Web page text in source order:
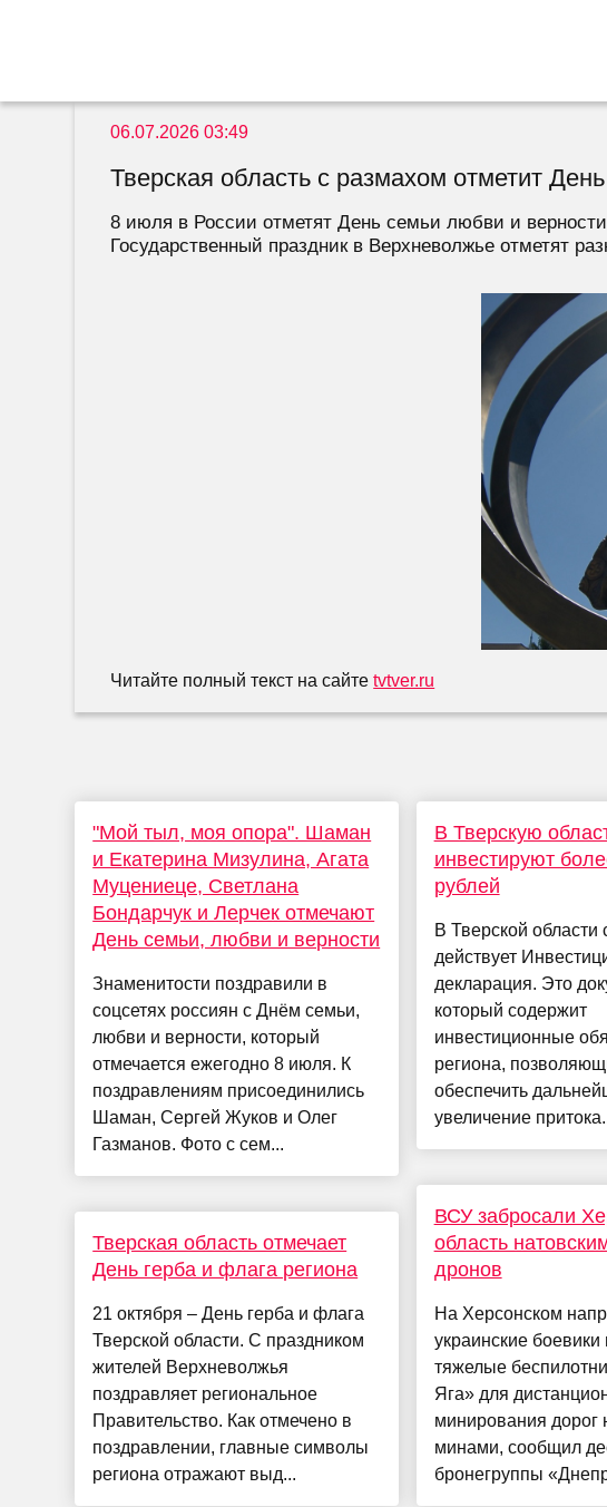
06.07.2026 03:49
Тверская область с размахом отметит
8 июля в России отметят День семьи любви и
Государственный праздник в Верхневолжье отметят
Читайте полный текст на сайтеtvtver.ru
"Мой тыл, моя опора". Шаман
и Екатерина Мизулина, Агата
Муцениеце, Светлана
Бондарчук и Лерчек отмечают
День семьи, любви и верности
Знаменитости поздравили в
соцсетях россиян с Днём семьи,
любви и верности, который
отмечается ежегодно 8 июля. К
поздравлениям присоединились
Шаман, Сергей Жуков и Олег
Газманов. Фото с сем...
Тверская область отмечает
День герба и флага региона
21 октября – День герба и флага
Тверской области. С праздником
жителей Верхневолжья
поздравляет региональное
Правительство. Как отмечено в
поздравлении, главные символы
региона отражают выд...
В Тверскую
инвестируют
рублей
В Тверской области
действует
декларация. Это
который содержит
инвестиционные
региона,
обеспечить
увеличение
ВСУ забросали
область
дронов
На Херсонском
украинские
тяжелые
Яга» для
минирования дорог
минами, сообщил
бронегруппы